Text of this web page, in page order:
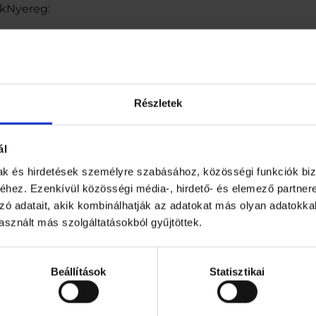
Részletek
és hirdetések személyre szabásához, közösségi funkciók
Ezenkívül közösségi média-, hirdető- és elemező
adatait, akik kombinálhatják az adatokat más olyan
más szolgáltatásokból gyűjtöttek.
Beállítások Statisztikai
i
g
12quot;